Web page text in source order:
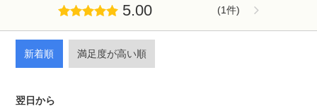
5.00 (1件)
新着順 満足度が高い順
翌日から